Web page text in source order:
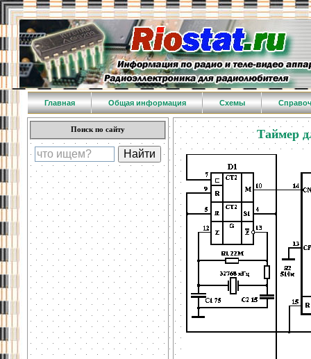
Главная Общая информация Схемы
Поиск по сайту Таймер